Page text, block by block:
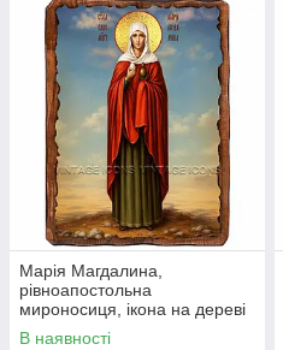
Марія Магдалина,
рівноапостольна
мироносиця, ікона на дереві
130х170 мм (П-4546-1)
В наявності